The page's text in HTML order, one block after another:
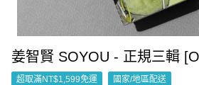
姜智賢 SOYOU - 正規三輯
超取滿NT$1,599免運 國家/地區配送